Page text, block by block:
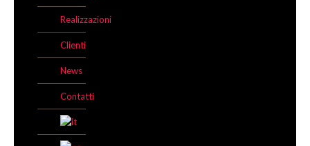
Realizzazioni
Clienti
News
Contatti